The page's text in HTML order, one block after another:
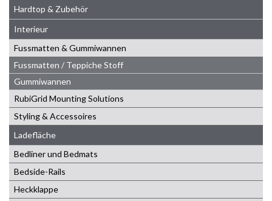
Hardtop & Zubehör
Interieur
Fussmatten & Gummiwannen
Fussmatten / Teppiche Stoff
Gummiwannen
RubiGrid Mounting Solutions
Styling & Accessoires
Ladefläche
Bedliner und Bedmats
Bedside-Rails
Heckklappe